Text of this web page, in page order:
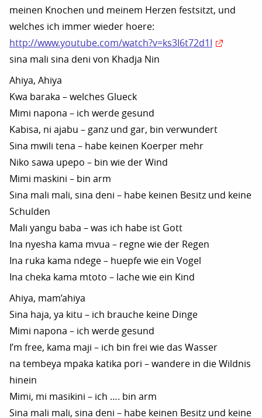
meinen Knochen und meinem Herzen festsitzt, und
welches ich immer wieder hoere:
http://www.youtube.com/watch?v=ks3I6t72d1I
sina mali sina deni von Khadja Nin
Ahiya, Ahiya
Kwa baraka – welches Glueck
Mimi napona – ich werde gesund
Kabisa, ni ajabu – ganz und gar, bin verwundert
Sina mwili tena – habe keinen Koerper mehr
Niko sawa upepo – bin wie der Wind
Mimi maskini – bin arm
Sina mali mali, sina deni – habe keinen Besitz und keine
Schulden
Mali yangu baba – was ich habe ist Gott
Ina nyesha kama mvua – regne wie der Regen
Ina ruka kama ndege – huepfe wie ein Vogel
Ina cheka kama mtoto – lache wie ein Kind
Ahiya, mam’ahiya
Sina haja, ya kitu – ich brauche keine Dinge
Mimi napona – ich werde gesund
I’m free, kama maji – ich bin frei wie das Wasser
na tembeya mpaka katika pori – wandere in die Wildnis
hinein
Mimi, mi masikini – ich …. bin arm
Sina mali mali, sina deni – habe keinen Besitz und keine